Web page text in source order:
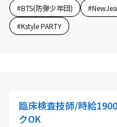
#BTS(防弾少年団) #
#Kstyle PARTY
臨床検査技師/時給
クOK